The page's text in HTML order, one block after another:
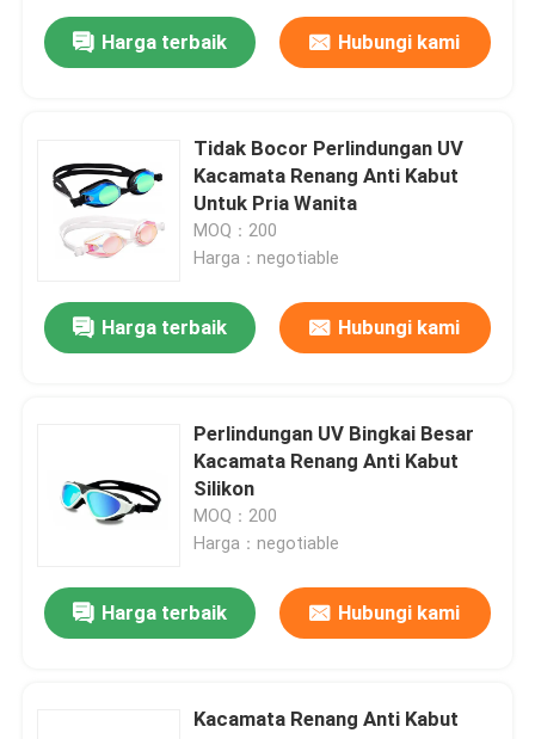
Permintaan Penawaran
Kacamata Safety Goggles
Kacamata Ski salju
Topi Renang Tahan Air
Kacamata Taktis Militer
Kacamata Olahraga Terpolarisasi
Kacamata Keselamatan Industri
Harga terbaik Hubungi kami
Tidak Bocor Perlindungan UV
Kacamata Renang Anti Kabut
Untuk Pria Wanita
MOQ：200
Harga：negotiable
Harga terbaik Hubungi kami
Perlindungan UV Bingkai Besar
Kacamata Renang Anti Kabut
Silikon
MOQ：200
Harga：negotiable
Harga terbaik Hubungi kami
Kacamata Renang Anti Kabut